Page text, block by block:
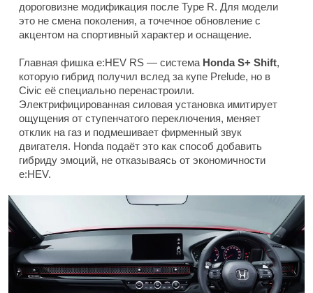
дороговизне модификация после Type R. Для модели
это не смена поколения, а точечное обновление с
акцентом на спортивный характер и оснащение.
Главная фишка e:HEV RS — система Honda S+ Shift,
которую гибрид получил вслед за купе Prelude, но в
Civic её специально перенастроили.
Электрифицированная силовая установка имитирует
ощущения от ступенчатого переключения, меняет
отклик на газ и подмешивает фирменный звук
двигателя. Honda подаёт это как способ добавить
гибриду эмоций, не отказываясь от экономичности
e:HEV.